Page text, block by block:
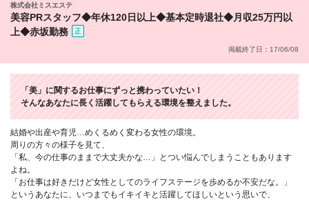
株式会社ミスエステ
美容PRスタッフ◆年休120日以上◆基本定時退社◆月収25万円以
上◆赤坂勤務
掲載終了日：17/06/08
「美」に関するお仕事にずっと携わっていたい！
そんなあなたに長く活躍してもらえる環境を整えました。
結婚や出産や育児…めくるめく変わる女性の環境。
周りの方々の様子を見て、
「私、今の仕事のままで大丈夫かな…」とつい悩んでしまうこともあります
よね。
「お仕事は好きだけど女性としてのライフステージを歩めるか不安だな。」
というあなたに、いつまでもイキイキと活躍してほしいという思いで、